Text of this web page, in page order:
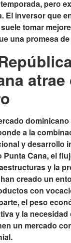
pero
El inversor que
tomar
una promesa
a la
y desarrollo
Punta Cana, el
y la
creado un
con
el peso
y la
un mercado